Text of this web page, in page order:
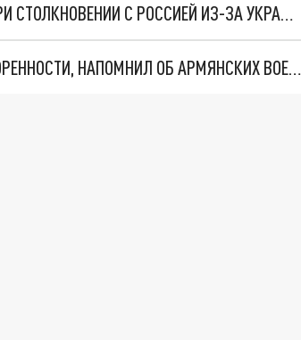
В США ПРЕДРЕКЛИ КАТАСТРОФИЧЕСКИЕ ПОТЕРИ ПРИ СТОЛКНОВЕНИИ С РОССИЕЙ ИЗ-ЗА УКРАИНЫ
МИД АРМЕНИИ, КОММЕНТИРУЯ СОЧИНСКИЕ ДОГОВОРЕННОСТИ, НАПОМНИЛ ОБ АРМЯНСКИХ ВОЕННОПЛЕННЫХ